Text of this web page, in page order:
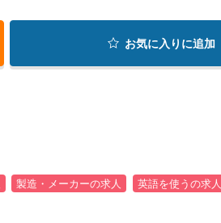
お気に入り に追加
製造・メーカーの求人 英語を使うの求人